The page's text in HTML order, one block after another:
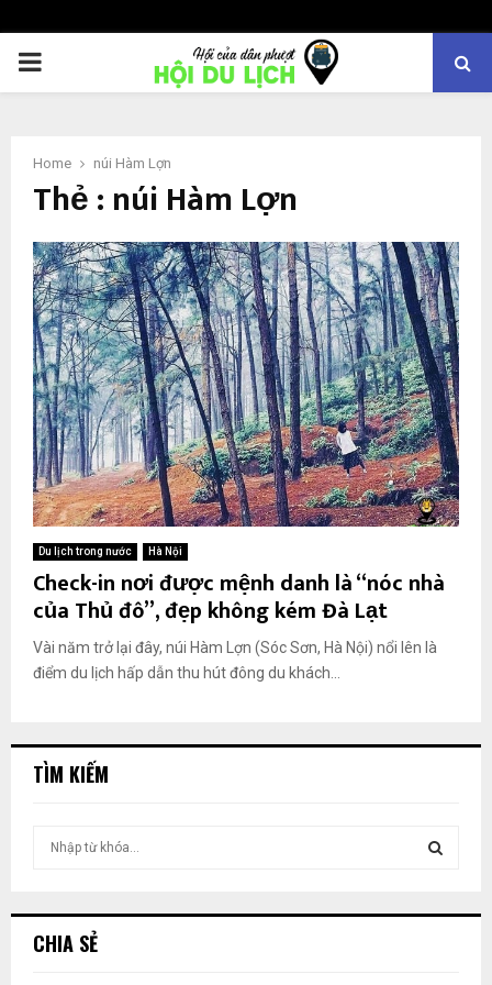
PRIMARY
Home núi Hàm Lợn
Thẻ : núi Hàm Lợn
Du lịch trong nước Hà Nội
Check-in nơi được mệnh danh là “nóc nhà
của Thủ đô”, đẹp không kém Đà Lạt
Vài năm trở lại đây, núi Hàm Lợn (Sóc Sơn, Hà Nội) nổi lên là
điểm du lịch hấp dẫn thu hút đông du khách...
TÌM KIẾM
ế
CHIA SẺ